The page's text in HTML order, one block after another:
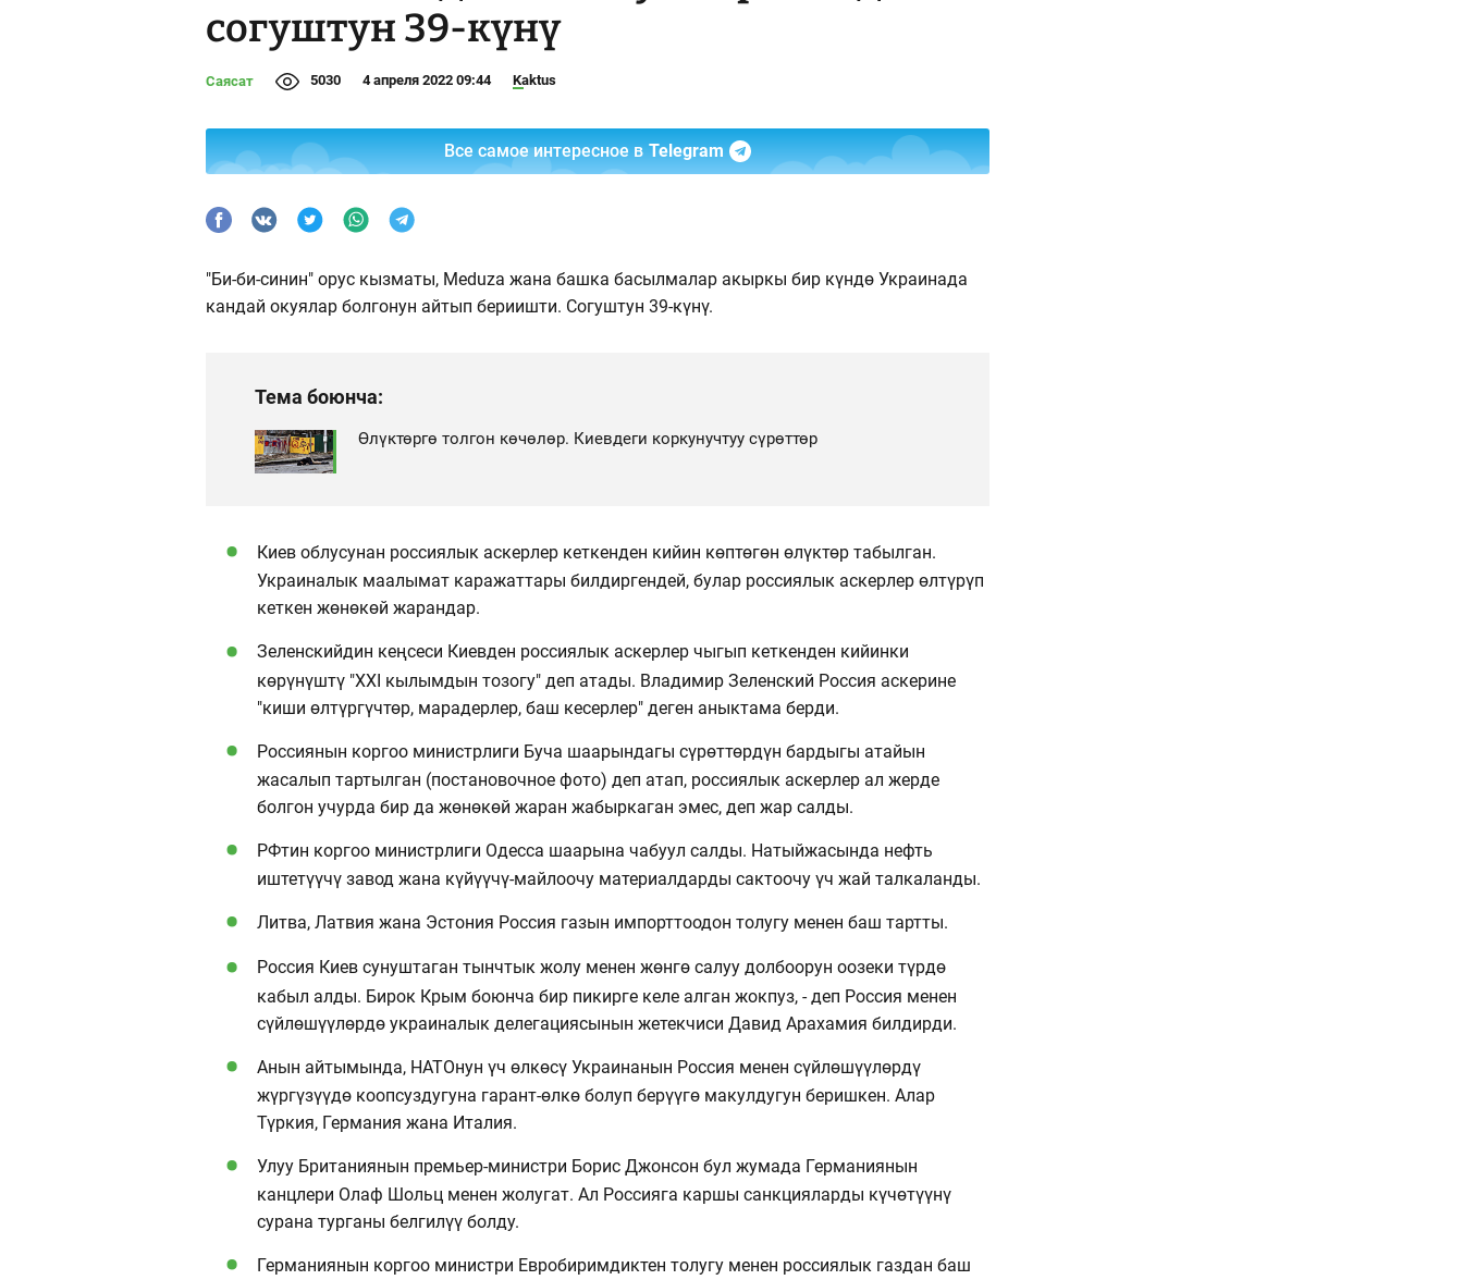
согуштун 39-күнү
Саясат 5030 4 апреля 2022 09:44 Kaktus
Все самое интересное в Telegram
"Би-би-синин" орус кызматы, Meduza жана башка басылмалар акыркы бир күндө Украинада
кандай окуялар болгонун айтып бериишти. Согуштун 39-күнү.
Тема боюнча:
Өлүктөргө толгон көчөлөр. Киевдеги коркунучтуу сүрөттөр
Киев облусунан россиялык аскерлер кеткенден кийин көптөгөн өлүктөр табылган.
Украиналык маалымат каражаттары билдиргендей, булар россиялык аскерлер өлтүрүп
кеткен жөнөкөй жарандар.
Зеленскийдин кеңсеси Киевден россиялык аскерлер чыгып кеткенден кийинки
көрүнүштү "XXI кылымдын тозогу" деп атады. Владимир Зеленский Россия аскерине
"киши өлтүргүчтөр, марадерлер, баш кесерлер" деген аныктама берди.
Россиянын коргоо министрлиги Буча шаарындагы сүрөттөрдүн бардыгы атайын
жасалып тартылган (постановочное фото) деп атап, россиялык аскерлер ал жерде
болгон учурда бир да жөнөкөй жаран жабыркаган эмес, деп жар салды.
РФтин коргоо министрлиги Одесса шаарына чабуул салды. Натыйжасында нефть
иштетүүчү завод жана күйүүчү-майлоочу материалдарды сактоочу үч жай талкаланды.
Литва, Латвия жана Эстония Россия газын импорттоодон толугу менен баш тартты.
Россия Киев сунуштаган тынчтык жолу менен жөнгө салуу долбоорун оозеки түрдө
кабыл алды. Бирок Крым боюнча бир пикирге келе алган жокпуз, - деп Россия менен
сүйлөшүүлөрдө украиналык делегациясынын жетекчиси Давид Арахамия билдирди.
Анын айтымында, НАТОнун үч өлкөсү Украинанын Россия менен сүйлөшүүлөрдү
жүргүзүүдө коопсуздугуна гарант-өлкө болуп берүүгө макулдугун беришкен. Алар
Түркия, Германия жана Италия.
Улуу Британиянын премьер-министри Борис Джонсон бул жумада Германиянын
канцлери Олаф Шольц менен жолугат. Ал Россияга каршы санкцияларды күчөтүүнү
сурана турганы белгилүү болду.
Германиянын коргоо министри Евробиримдиктен толугу менен россиялык газдан баш